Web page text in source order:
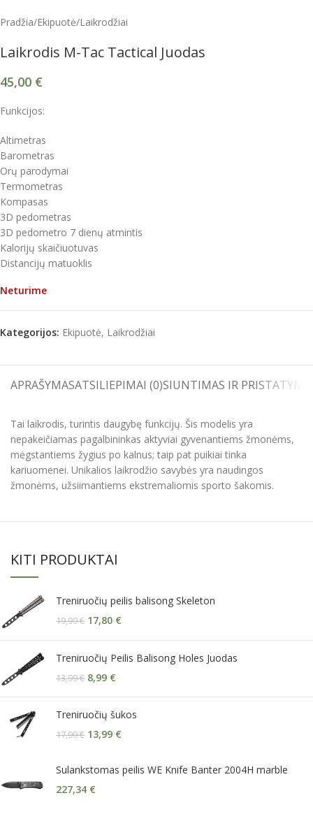
Pradžia/Ekipuotė/Laikrodžiai
Laikrodis M-Tac Tactical Juodas
45,00 €
Funkcijos:
Altimetras
Barometras
Orų parodymai
Termometras
Kompasas
3D pedometras
3D pedometro 7 dienų atmintis
Kalorijų skaičiuotuvas
Distancijų matuoklis
Neturime
Kategorijos: Ekipuotė, Laikrodžiai
APRAŠYMASATSILIEPIMAI (0)SIUNTIMAS IR
Tai laikrodis, turintis daugybę funkcijų. Šis modelis yra
nepakeičiamas pagalbininkas aktyviai gyvenantiems žmonėms,
mėgstantiems žygius po kalnus; taip pat puikiai tinka
kariuomenei. Unikalios laikrodžio savybės yra naudingos
žmonėms, užsiimantiems ekstremaliomis sporto šakomis.
KITI PRODUKTAI
Treniruočių peilis balisong Skeleton
19,99€ 17,80 €
Treniruočių Peilis Balisong Holes Juodas
13,99€ 8,99 €
Treniruočių šukos
17,99€ 13,99 €
Sulankstomas peilis WE Knife Banter 2004H marble
227,34 €